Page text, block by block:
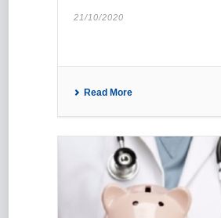
21/10/2020
Read More